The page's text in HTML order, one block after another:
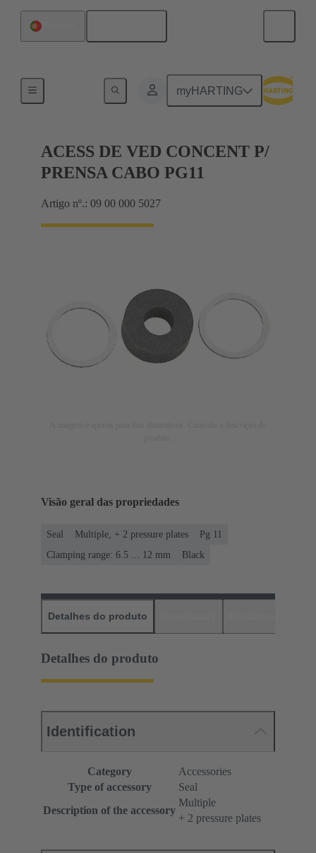
myHARTING
ACESS DE VED CONCENT P/
PRENSA CABO PG11
Artigo nº.: 09 00 000 5027
Visão geral das propriedades
Seal Multiple, + 2 pressure plates
Pg 11
Clamping range: 6.5 ... 12 mm
Black
Detalhes do produto
Detalhes do produto
Identification
Category
Accessories
Type of accessory
Seal
Description of the accessory
Multiple
+ 2 pressure plates